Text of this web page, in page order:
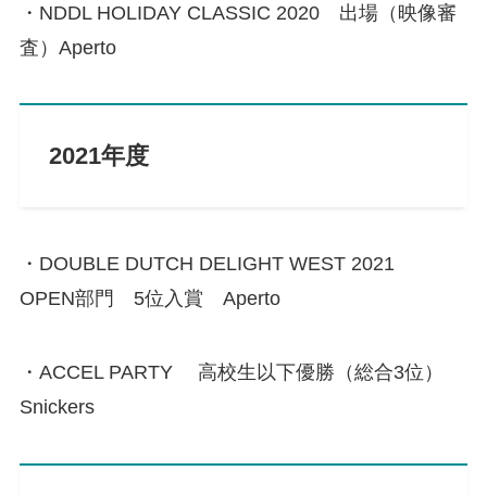
・NDDL HOLIDAY CLASSIC 2020 出場（映像審
査）Aperto
2021年度
・DOUBLE DUTCH DELIGHT WEST 2021
OPEN部門 5位入賞 Aperto
・ACCEL PARTY 高校生以下優勝（総合3位）
Snickers